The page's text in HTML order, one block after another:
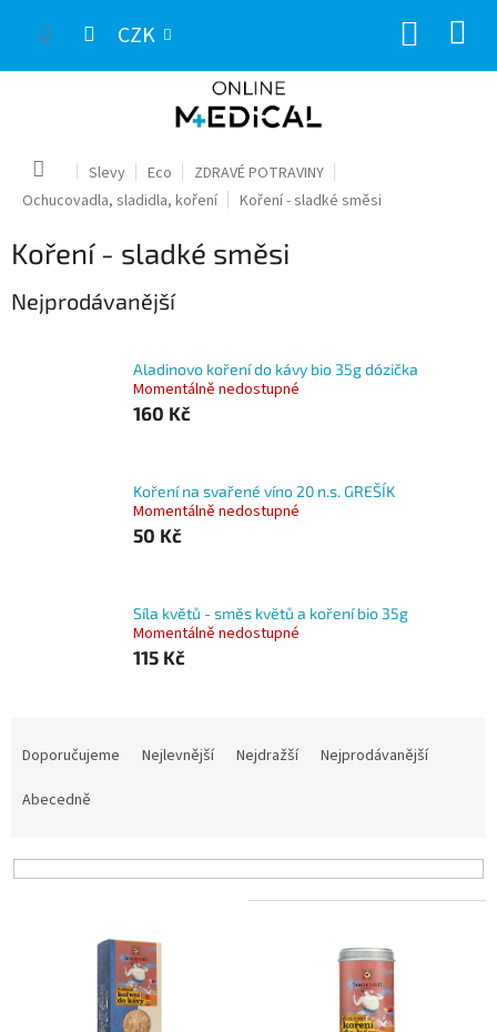
CZK
Domů Slevy Eco
ZDRAVÉ POTRAVINY
Ochucovadla, sladidla, koření
Koření - sladké směsi
Koření - sladké směsi
Nejprodávanější
Aladinovo koření do kávy bio 35g dózička
Momentálně nedostupné
160 Kč
Koření na svařené víno 20 n.s. GREŠÍK
Momentálně nedostupné
50 Kč
Síla květů - směs květů a koření bio 35g
Momentálně nedostupné
115 Kč
p
Doporučujeme Nejlevnější Nejdražší
Nejprodávanější
Abecedně